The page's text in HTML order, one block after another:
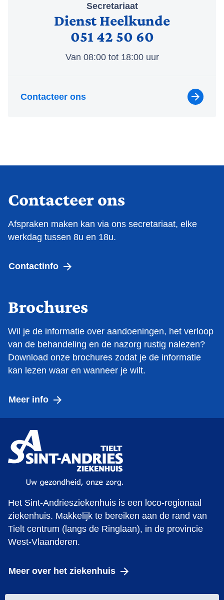
Secretariaat
Dienst Heelkunde
051 42 50 60
Van 08:00 tot 18:00 uur
Contacteer ons
Contacteer ons
Afspraken maken kan via ons secretariaat, elke
werkdag tussen 8u en 18u.
Contactinfo
Brochures
Wil je de informatie over aandoeningen, het verloop
van de behandeling en de nazorg rustig nalezen?
Download onze brochures zodat je de informatie
kan lezen waar en wanneer je wilt.
Meer info
Het Sint-Andriesziekenhuis is een loco-regionaal
ziekenhuis. Makkelijk te bereiken aan de rand van
Tielt centrum (langs de Ringlaan), in de provincie
West-Vlaanderen.
Meer over het ziekenhuis